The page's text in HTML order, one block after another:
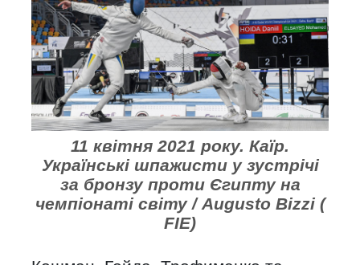
11 квітня 2021 року. Каїр.
Українські шпажисти у зустрічі
за бронзу проти Єгипту на
чемпіонаті світу / Augusto Bizzi (
FIE)